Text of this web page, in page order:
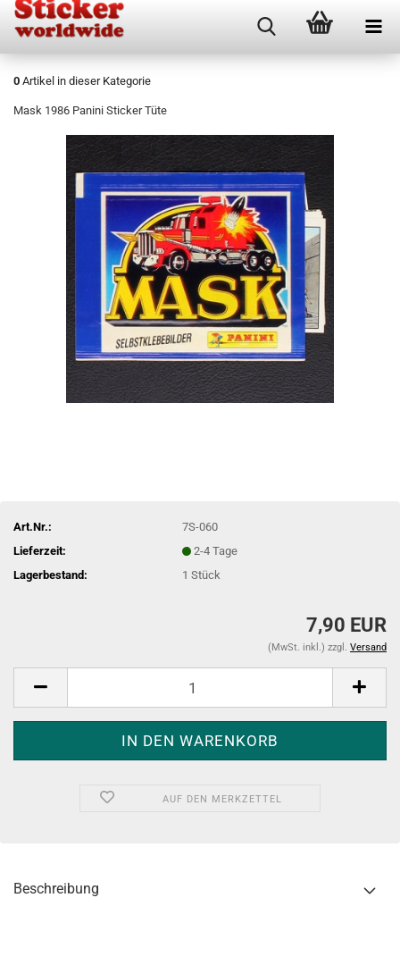
0 Artikel in dieser Kategorie
Mask 1986 Panini Sticker Tüte
Art.Nr.:
7S-060
Lieferzeit:
2-4 Tage
Lagerbestand:
1Stück
7,90 EUR
(MwSt. inkl.) zzgl. Versand
AUF DEN MERKZETTEL
Beschreibung